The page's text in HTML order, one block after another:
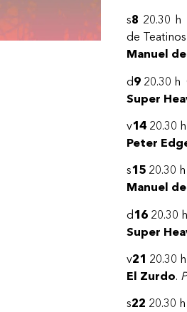
s8 20.30 h
de Teatinos
Manuel
d920.30 h
Super
v1420.30
Peter
s1520.30
Manuel
d1620.30
Super
v21 20.30
El Zurdo.
s22 20.30